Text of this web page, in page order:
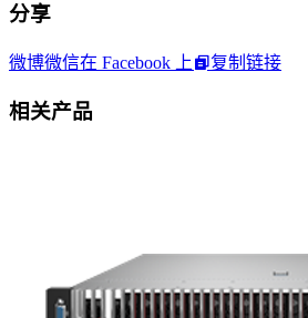
分享
微博微信在 Facebook 上 复制链接
相关产品